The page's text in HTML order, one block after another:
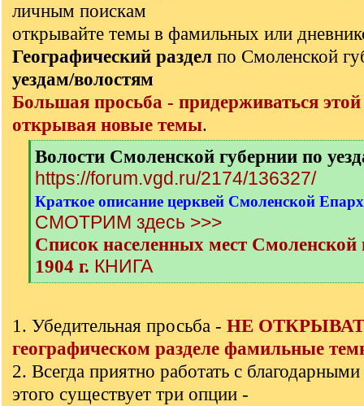
личным поискам
открывайте темы в фамильных или
Географический раздел по Смоленской
уездам/волостям
Большая просьба - придерживаться
открывая новые темы.
[
q
]
Волости Смоленской губернии по
https://forum.vgd.ru/2174/136327/
Краткое описание церквей Смоленской
СМОТРИМ здесь >>>
Список населенных мест Смоленской
1904 г. КНИГА
[
]
1. Убедительная просьба - НЕ
географическом разделе фамильные
2. Всегда приятно работать с
этого существует три опции -